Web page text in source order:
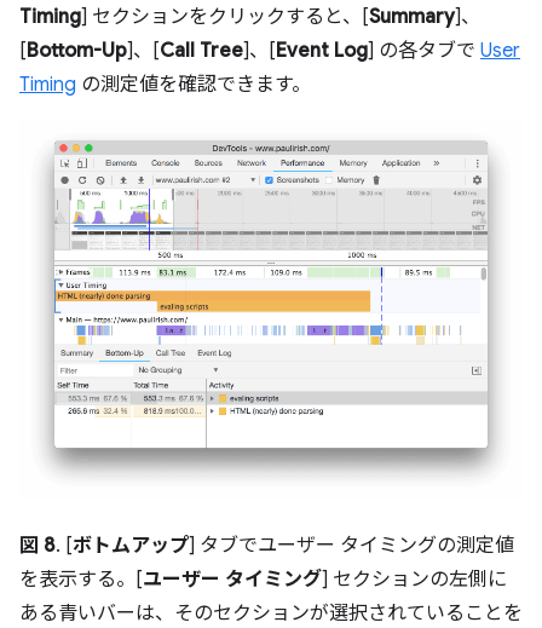
Timing] セクションをクリックすると、[Summary]、
[Bottom-Up]、[Call Tree]、[Event Log] の各タブで User
Timing の測定値を確認できます。
図 8. [ボトムアップ] タブでユーザー タイミングの測定値
を表示する。[ユーザー タイミング] セクションの左側に
ある青いバーは、そのセクションが選択されていることを